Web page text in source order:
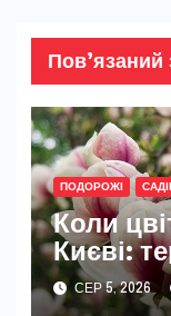
Пов’язаний
ПОДОРОЖІ
Коли
Києві:
СЕР 5, 2026